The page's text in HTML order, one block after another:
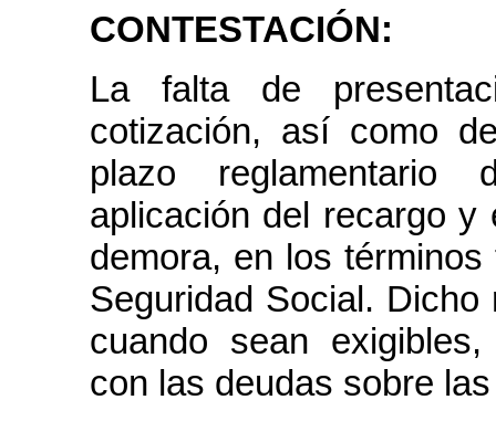
CONTESTACIÓN:
La falta de
cotización, así como
plazo reglamentario
aplicación del recargo
demora, en los
Seguridad Social.
cuando sean
con las deudas sobre